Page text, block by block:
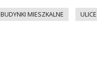
BUDYNKI MIESZKALNE ULICE